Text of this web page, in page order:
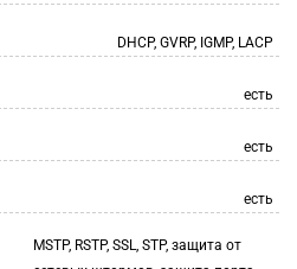
DHCP, GVRP, IGMP, LACP
есть
есть
есть
MSTP, RSTP, SSL, STP, защита от